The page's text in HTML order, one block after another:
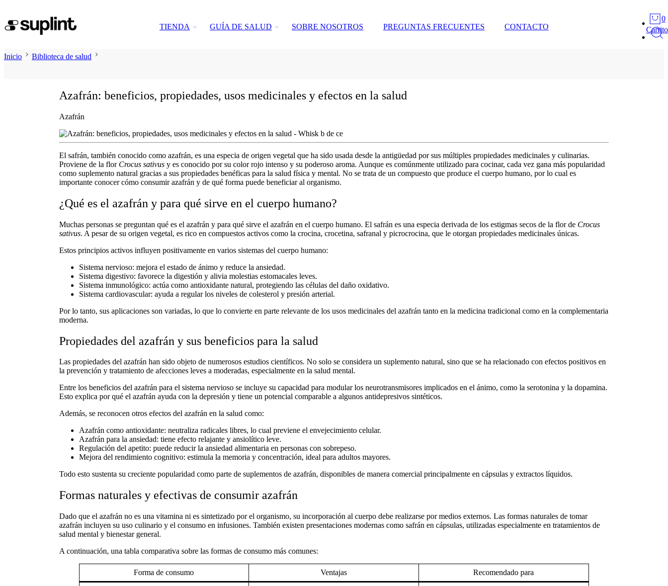
0
Carrito
TIENDA GUÍA DE SALUD SOBRE NOSOTROS PREGUNTAS FRECUENTES CONTACTO
Inicio Biblioteca de salud
Azafrán: beneficios, propiedades, usos medicinales y efectos en la salud
Azafrán
El safrán, también conocido como azafrán, es una especia de origen vegetal que ha sido usada desde la antigüedad por sus múltiples propiedades medicinales y culinarias.
Proviene de la flor Crocus sativusy es conocido por su color rojo intenso y su poderoso aroma. Aunque es comúnmente utilizado para cocinar, cada vez gana más popularidad
como suplemento natural gracias a sus propiedades benéficas para la salud física y mental. No se trata de un compuesto que produce el cuerpo humano, por lo cual es
importante conocercómo consumir azafrán y de qué forma puede beneficiar al organismo.
¿Qué es el azafrán y para qué sirve en el cuerpo humano?
Muchas personas se preguntan qué es el azafrán y para qué sirve el azafrán en el cuerpo humano. El safrán es una especia derivada de los estigmas secos de la flor de Crocus
sativus. A pesar de su origen vegetal, es rico en compuestos activos como la crocina, crocetina, safranal y picrocrocina, que le otorgan propiedades medicinalesúnicas.
Estos principios activos influyen positivamente en varios sistemas del cuerpo humano:
Sistema nervioso: mejora el estado de ánimo y reduce la ansiedad.
Sistema digestivo: favorece la digestión y alivia molestias estomacales leves.
Sistema inmunológico: actúa como antioxidante natural, protegiendo las células del daño oxidativo.
Sistema cardiovascular: ayuda a regular los niveles de colesterol y presión arterial.
Por lo tanto, sus aplicaciones son variadas, lo que lo convierte en parte relevante de los usos medicinales del azafrán tanto en la medicina tradicional como en la complementaria
moderna.
Propiedades del azafrán y sus beneficios para la salud
Las propiedades del azafránhan sido objeto de numerosos estudios científicos. No solo se considera un suplemento natural, sino que se ha relacionado con efectos positivos en
la prevención y tratamiento de afecciones leves a moderadas, especialmente en la salud mental.
Entre los beneficios del azafrán para el sistema nerviosose incluye su capacidad para modular los neurotransmisores implicados en el ánimo, como la serotonina y la dopamina.
Esto explica por qué el azafrán ayuda con la depresióny tiene un potencial comparable a algunos antidepresivos sintéticos.
Además, se reconocen otros efectos del azafrán en la saludcomo:
Azafrán como antioxidante: neutraliza radicales libres, lo cual previene el envejecimiento celular.
Azafrán para la ansiedad: tiene efecto relajante y ansiolítico leve.
Regulación del apetito: puede reducir la ansiedad alimentaria en personas con sobrepeso.
Mejora del rendimiento cognitivo: estimula la memoria y concentración, ideal para adultos mayores.
Todo esto sustenta su creciente popularidad como parte de suplementos de azafrán, disponibles de manera comercial principalmente en cápsulas y extractos líquidos.
Formas naturales y efectivas de consumir azafrán
Dado que el azafrán no es una vitamina ni es sintetizado por el organismo, su incorporación al cuerpo debe realizarse por medios externos. Las formas naturales de tomar
azafrán incluyen su uso culinario y el consumo en infusiones. También existen presentaciones modernas como safrán en cápsulas, utilizadas especialmente en tratamientos de
salud mental y bienestar general.
A continuación, una tabla comparativa sobre las formas de consumo más comunes:
Forma de consumo Ventajas Recomendado para